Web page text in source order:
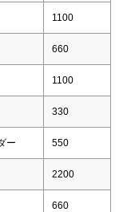
1100
660
1100
330
ー 550
2200
660